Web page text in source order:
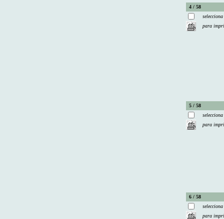
4 / 58
selecciona
para
5 / 58
selecciona
para
6 / 58
selecciona
para